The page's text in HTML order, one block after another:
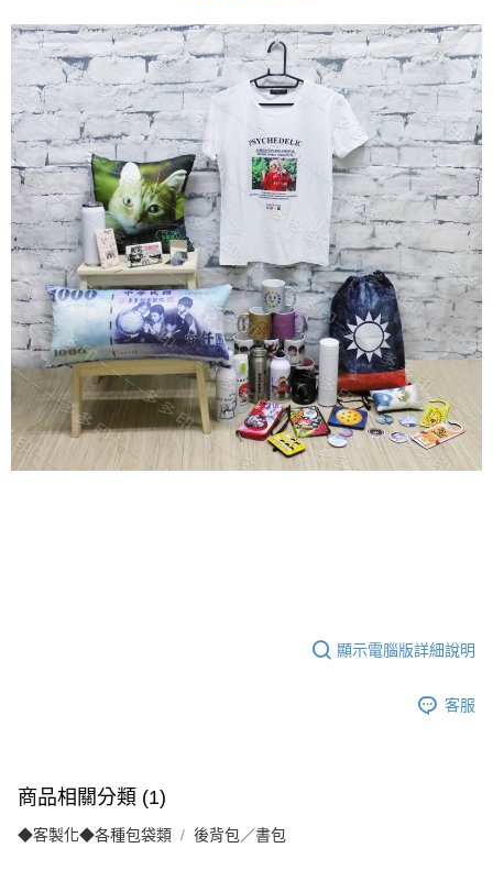
顯示電腦版詳細說明
客服
商品相關分類 (1)
◆客製化◆各種包袋類 後背包／書包